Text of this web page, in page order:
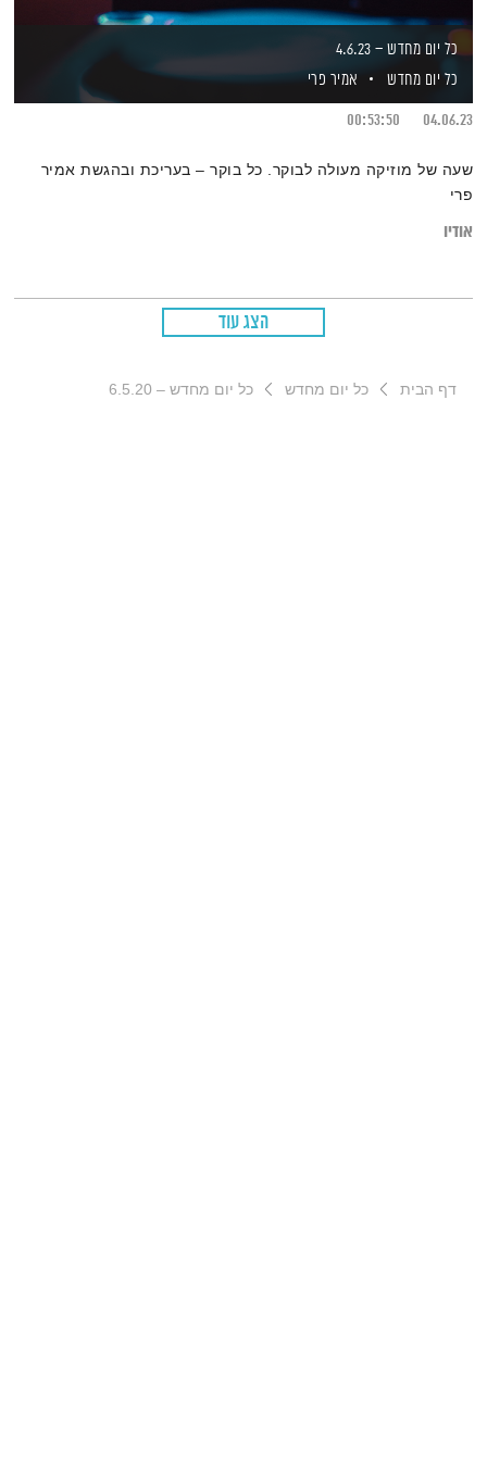
כל יום מחדש – 4.6.23
כל יום מחדש
אמיר פרי
04.06.23
00:53:50
שעה של מוזיקה מעולה לבוקר. כל בוקר – בעריכת ובהגשת אמיר
פרי
אודיו
הצג עוד
דף הבית כל יום מחדש כל יום מחדש – 6.5.20